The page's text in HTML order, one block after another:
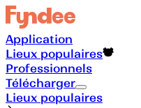
Application
Lieux populaires
Professionnels
Télécharger
Lieux populaires